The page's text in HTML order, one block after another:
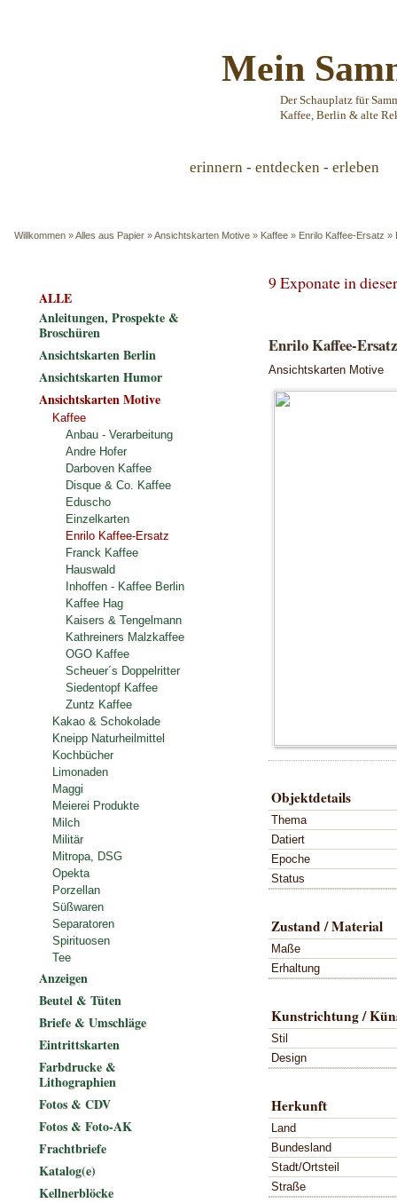
Mein
Der Schauplatz für
Kaffee, Berlin & alte
erinnern - entdecken - erleben
Willkommen »Alles aus Papier »Ansichtskarten Motive » Kaffee » Enrilo Kaffee-Ersatz »
9 Exponate in
Enrilo Kaffee-
Ansichtskarten Motive
Objektdetails
Thema
Datiert
Epoche
Status
Zustand / Material
Maße
Erhaltung
Kunstrichtung /
Stil
Design
Herkunft
Land
Bundesland
Stadt/Ortsteil
Straße
ALLE
Anleitungen, Prospekte &
Broschüren
Ansichtskarten Berlin
Ansichtskarten Humor
Ansichtskarten Motive
Kaffee
Anbau - Verarbeitung
Andre Hofer
Darboven Kaffee
Disque & Co. Kaffee
Eduscho
Einzelkarten
Enrilo Kaffee-Ersatz
Franck Kaffee
Hauswald
Inhoffen - Kaffee Berlin
Kaffee Hag
Kaisers & Tengelmann
Kathreiners Malzkaffee
OGO Kaffee
Scheuer´s Doppelritter
Siedentopf Kaffee
Zuntz Kaffee
Kakao & Schokolade
Kneipp Naturheilmittel
Kochbücher
Limonaden
Maggi
Meierei Produkte
Milch
Militär
Mitropa, DSG
Opekta
Porzellan
Süßwaren
Separatoren
Spirituosen
Tee
Anzeigen
Beutel & Tüten
Briefe & Umschläge
Eintrittskarten
Farbdrucke &
Lithographien
Fotos & CDV
Fotos & Foto-AK
Frachtbriefe
Katalog(e)
Kellnerblöcke